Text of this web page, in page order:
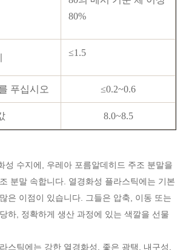
80%
≤1.5
푸십시오 ≤0.2~0.6
8.0~8.5
성 수지에, 우레아 포름알데히드 주조 분말을
분말 속합니다. 열경화성 플라스틱에는 기본
은 이점이 있습니다. 그들은 압축, 이동 또는
하, 정확하게 생산 과정에 있는 색깔을 선물
스틱에는 강한 열경화성, 좋은 광택, 내구성,